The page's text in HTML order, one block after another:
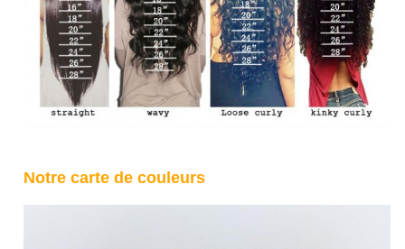
Notre carte de couleurs